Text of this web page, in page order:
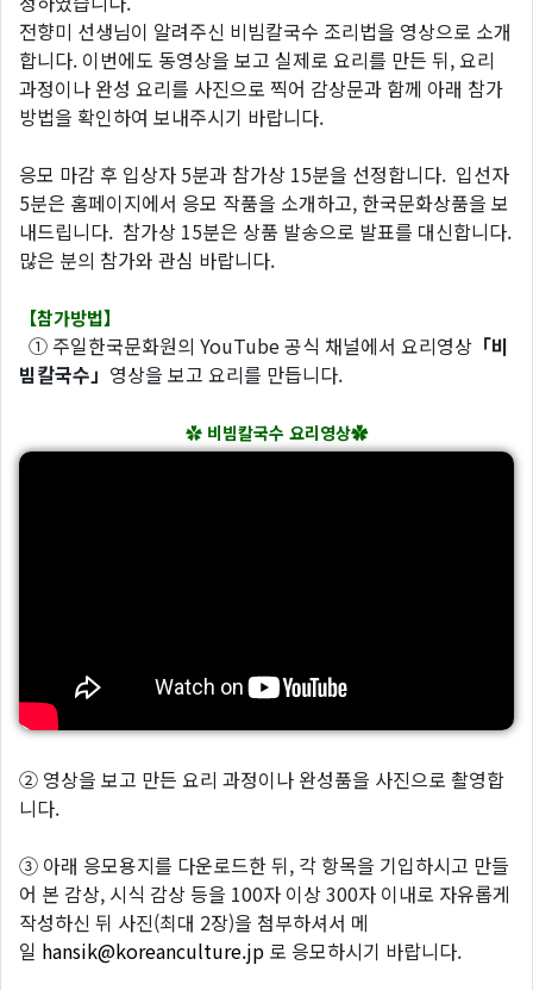
전향미 선생님이 알려주신 비빔칼국수 조리법을 영상으로 소개
합니다. 이번에도 동영상을 보고 실제로 요리를 만든 뒤, 요리
과정이나 완성 요리를 사진으로 찍어 감상문과 함께 아래 참가
방법을 확인하여 보내주시기 바랍니다.
응모 마감 후 입상자 5분과 참가상 15분을 선정합니다. 입선자
5분은 홈페이지에서 응모 작품을 소개하고, 한국문화상품을 보
내드립니다. 참가상 15분은 상품 발송으로 발표를 대신합니다.
많은 분의 참가와 관심 바랍니다.
【참가방법】
① 주일한국문화원의 YouTube 공식 채널에서 요리영상 「비
빔칼국수」 영상을 보고 요리를 만듭니다.
✿비빔칼국수 요리영상✿
② 영상을 보고 만든 요리 과정이나 완성품을 사진으로 촬영합
니다.
③ 아래 응모용지를 다운로드한 뒤, 각 항목을 기입하시고 만들
어 본 감상, 시식 감상 등을 100자 이상 300자 이내로 자유롭게
작성하신 뒤 사진(최대 2장)을 첨부하셔서 메
일 hansik@koreanculture.jp 로 응모하시기 바랍니다.